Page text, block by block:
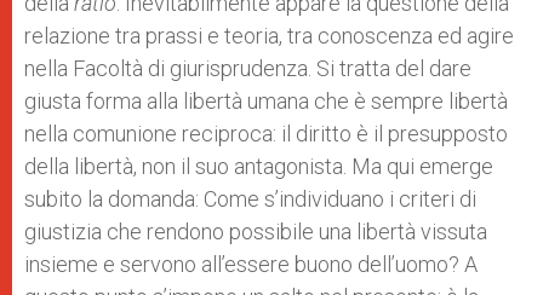
relazione tra prassi e teoria, tra conoscenza ed agire
nella Facoltà di giurisprudenza. Si tratta del dare
giusta forma alla libertà umana che è sempre libertà
nella comunione reciproca: il diritto è il presupposto
della libertà, non il suo antagonista. Ma qui emerge
subito la domanda: Come s’individuano i criteri di
giustizia che rendono possibile una libertà vissuta
insieme e servono all’essere buono dell’uomo? A